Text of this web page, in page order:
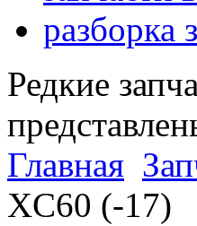
разборка
Редкие
Главная
XC60 (-17)